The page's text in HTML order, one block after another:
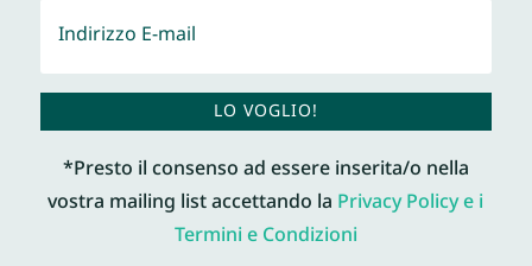
LO VOGLIO!
*Presto il consenso ad essere inserita/o nella
vostra mailing list accettando laPrivacy Policy e i
Termini e Condizioni